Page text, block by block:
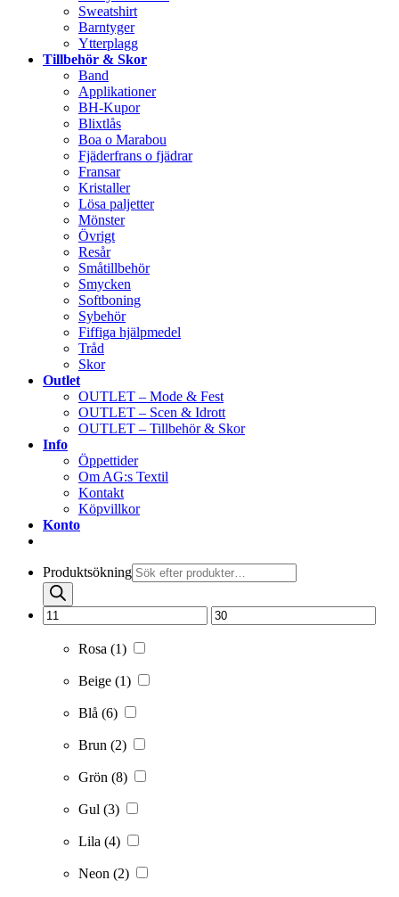
Sweatshirt
Barntyger
Ytterplagg
Tillbehör & Skor
Band
Applikationer
BH-Kupor
Blixtlås
Boa o Marabou
Fjäderfrans o fjädrar
Fransar
Kristaller
Lösa paljetter
Mönster
Övrigt
Resår
Småtillbehör
Smycken
Softboning
Sybehör
Fiffiga hjälpmedel
Tråd
Skor
Outlet
OUTLET – Mode & Fest
OUTLET – Scen & Idrott
OUTLET – Tillbehör & Skor
Info
Öppettider
Om AG:s Textil
Kontakt
Köpvillkor
Konto
Produktsökning
Rosa (1)
Beige (1)
Blå (6)
Brun (2)
Grön (8)
Gul (3)
Lila (4)
Neon (2)